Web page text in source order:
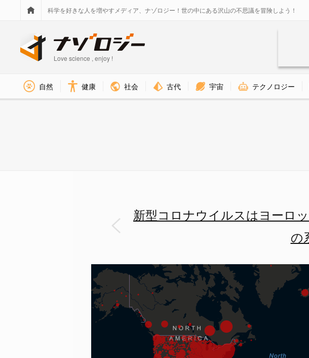
科学を好きな人を増やすメディア、ナゾロジー！世の中にある沢山の不思議を冒険しよう！
Love science , enjoy !
自然 健康 社会 古代 宇宙 テクノロジー
新型コロナウイルスはヨーロ
の